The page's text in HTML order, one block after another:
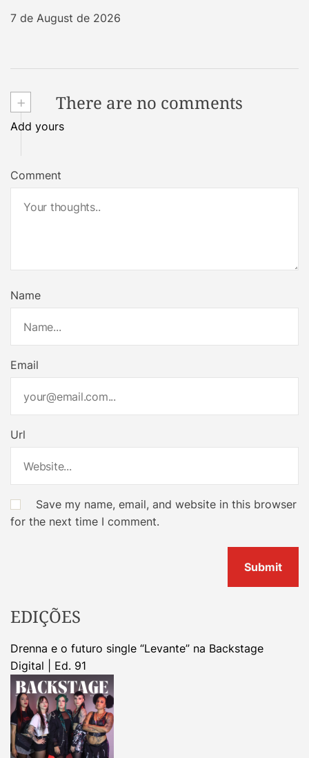
7 de August de 2026
+ There are no comments
Add yours
Comment
Name
Email
Url
Save my name, email, and website in this browser
for the next time I comment.
EDIÇÕES
Drenna e o futuro single “Levante” na Backstage
Digital | Ed. 91